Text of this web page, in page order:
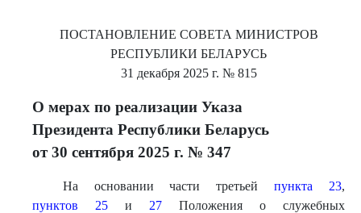
ПОСТАНОВЛЕНИЕ СОВЕТА МИНИСТРОВ
РЕСПУБЛИКИ БЕЛАРУСЬ
31 декабря 2025 г. № 815
О мерах по реализации Указа
Президента Республики Беларусь
от 30 сентября 2025 г. № 347
На основании части третьейпункта 23,
пунктов 25 и 27 Положения о служебных